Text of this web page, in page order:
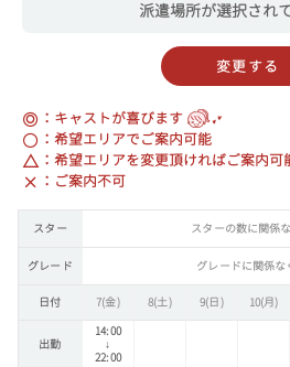
派遣場所が選択され
変更する
：キャストが喜びます
：希望エリアでご案内可能
：希望エリアを変更頂ければご案内可
：ご案内不可
スター スターの数に関係
グレード
グレードに関係な
日付 7(金) 8(土) 9(日) 10(月)
出勤
14:00
↓
22:00